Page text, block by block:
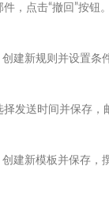
，点击“撤回”按
创建新规则并设置
发送时间并保存，
建新模板并保存，